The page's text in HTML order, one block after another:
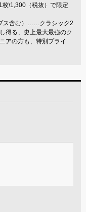
\1,300（税抜）で限定
ス含む）……クラシック2
得る、史上最大最強のク
アの方も、特別プライ